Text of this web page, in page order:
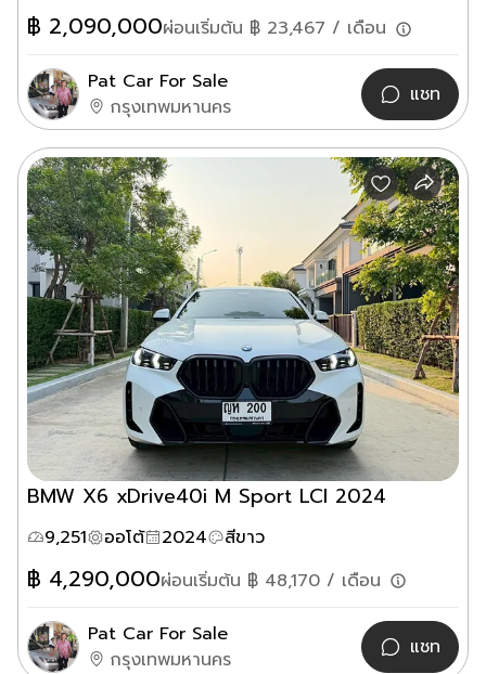
฿ 2,090,000ผ่อนเริ่มต้น ฿ 23,467 / เดือน
Pat Car For Sale
กรุงเทพมหานคร
แชท
BMW X6 xDrive40i M Sport LCI 2024
9,251 ออโต้ 2024 สีขาว
฿ 4,290,000ผ่อนเริ่มต้น ฿ 48,170 / เดือน
Pat Car For Sale
กรุงเทพมหานคร
แชท